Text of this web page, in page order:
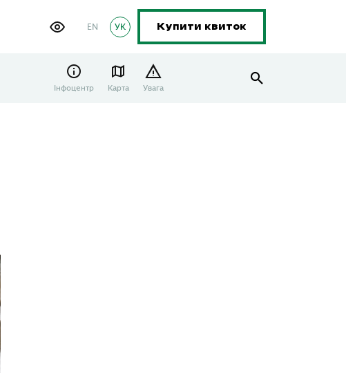
УК
EN Купити квиток
Інфоцентр Карта Увага